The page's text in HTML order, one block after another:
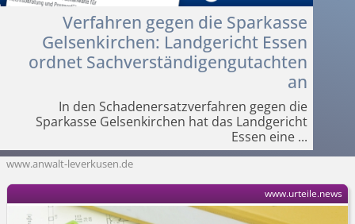
Verfahren gegen die Sparkasse
Gelsenkirchen: Landgericht Essen
ordnet Sachverstän­digengutachten
an
In den Schadener­satzverfahren gegen die
Sparkasse Gelsenkirchen hat das Landgericht
Essen eine ...
www.anwalt-leverkusen.de
www.urteile.news